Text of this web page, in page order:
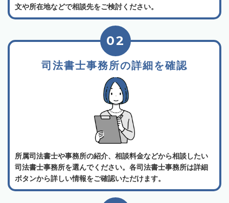
文や所在地などで相談先をご検討ください。
司法書士事務所の詳細を確認
02
所属司法書士や事務所の紹介、相談料金などから相談したい
司法書士事務所を選んでください。各司法書士事務所は詳細
ボタンから詳しい情報をご確認いただけます。